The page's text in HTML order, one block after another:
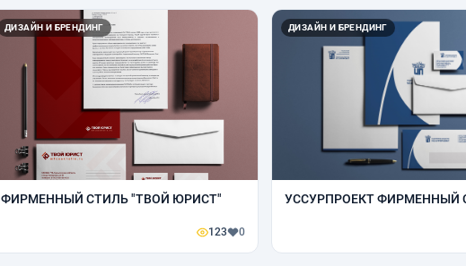
ДИЗАЙН И БРЕНДИНГ
ФИРМЕННЫЙ СТИЛЬ "ТВОЙ ЮРИСТ"
123 0
ДИЗАЙН И БРЕНДИНГ
УССУРПРОЕКТ ФИРМЕННЫЙ